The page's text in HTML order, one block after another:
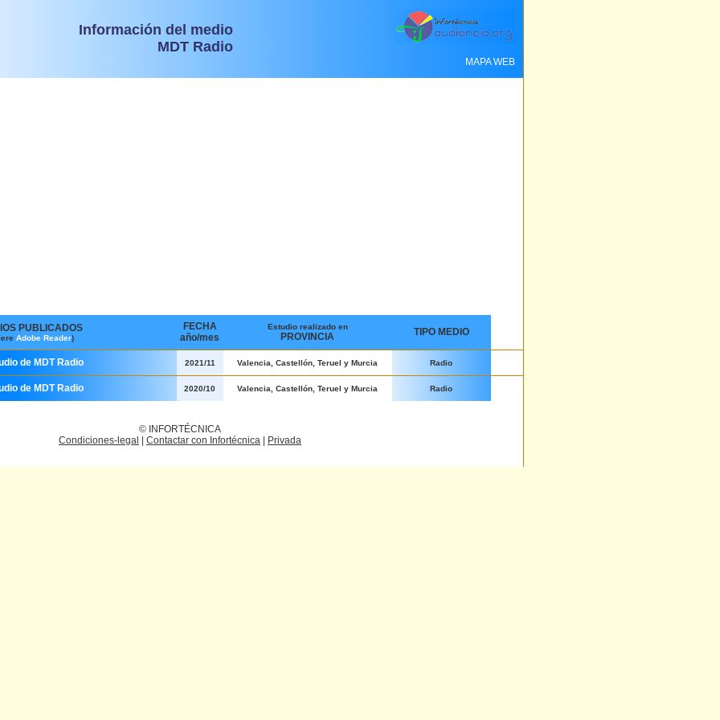
Información del medio
MDT Radio
MAPA WEB
PUBLICADOS
Adobe Reader)
FECHA
año/mes
Estudio realizado en
PROVINCIA TIPO MEDIO
de MDT Radio 2021/11 Valencia, Castellón, Teruel y Murcia Radio
de MDT Radio 2020/10 Valencia, Castellón, Teruel y Murcia Radio
© INFORTÉCNICA
Condiciones-legal
Contactar con Infortécnica Privada